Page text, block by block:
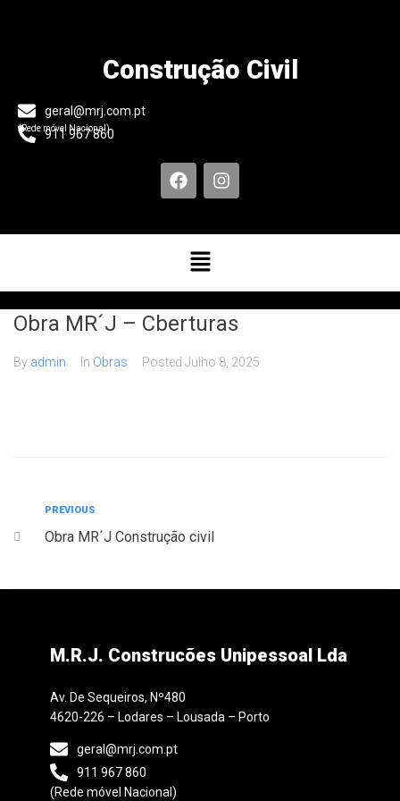
Construção Civil
geral@mrj.com.pt
911 967 860
(Rede móvel Nacional)
Obra MR´J – Cberturas
By admin In Obras Posted Julho 8, 2025
PREVIOUS
Obra MR´J Construção civil
M.R.J. Construcões Unipessoal Lda
Av. De Sequeiros, Nº480
4620-226 – Lodares – Lousada – Porto
geral@mrj.com.pt
911 967 860
(Rede móvel Nacional)